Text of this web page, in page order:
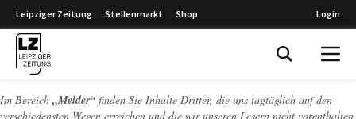
Leipziger Zeitung Stellenmarkt Shop Login
Im Bereich „Melder“ finden Sie Inhalte Dritter, die uns tagtäglich auf den
verschiedensten Wegen erreichen und die wir unseren Lesern nicht vorenthalten